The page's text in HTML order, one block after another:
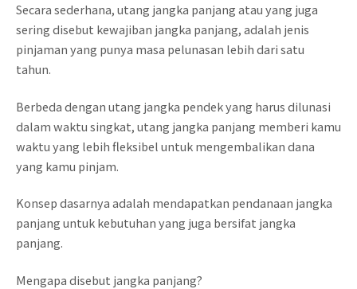
Secara sederhana, utang jangka panjang atau yang juga
sering disebut kewajiban jangka panjang, adalah jenis
pinjaman yang punya masa pelunasan lebih dari satu
tahun.
Berbeda dengan utang jangka pendek yang harus dilunasi
dalam waktu singkat, utang jangka panjang memberi kamu
waktu yang lebih fleksibel untuk mengembalikan dana
yang kamu pinjam.
Konsep dasarnya adalah mendapatkan pendanaan jangka
panjang untuk kebutuhan yang juga bersifat jangka
panjang.
Mengapa disebut jangka panjang?